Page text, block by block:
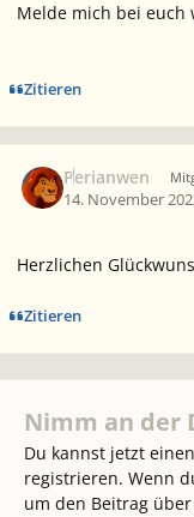
Melde mich bei euch
Zitieren
Perianwen
14. November
Herzlichen
Zitieren
Nimm an der
Du kannst jetzt
registrieren. Wenn
um den Beitrag